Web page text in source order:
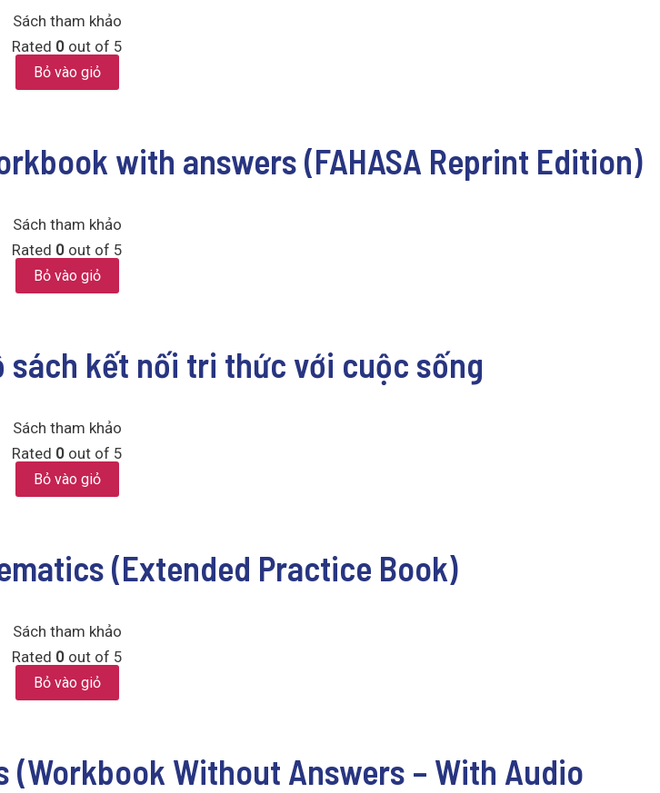
Sách tham khảo
Rated 0 out of 5
Bỏ vào giỏ
with answers (FAHASA Reprint Edition)
Sách tham khảo
Rated 0 out of 5
Bỏ vào giỏ
sách kết nối tri thức với cuộc sống
Sách tham khảo
Rated 0 out of 5
Bỏ vào giỏ
(Extended Practice Book)
Sách tham khảo
Rated 0 out of 5
Bỏ vào giỏ
(Workbook Without Answers – With Audio